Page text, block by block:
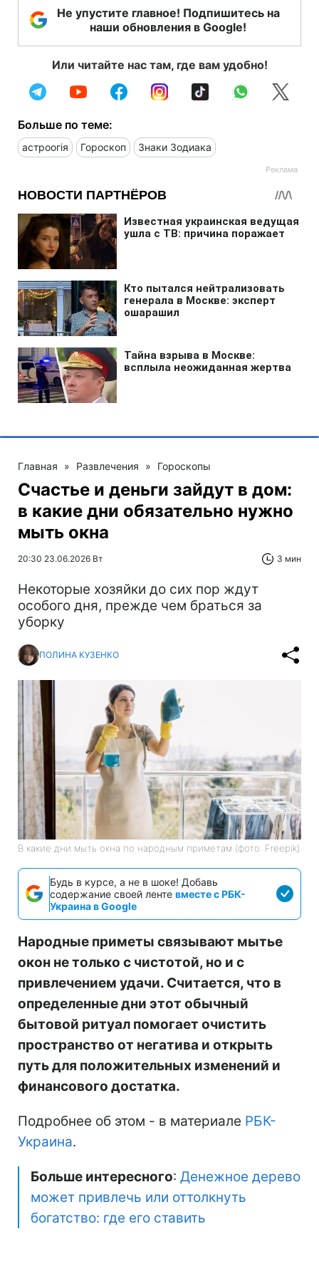
Не упустите главное! Подпишитесь на
наши обновления в Google!
Или читайте нас там, где вам удобно!
Больше по теме:
астроогія Гороскоп Знаки Зодиака
Главная » Развлечения » Гороскопы
Счастье и деньги зайдут в дом:
в какие дни обязательно нужно
мыть окна
20:30 23.06.2026 Вт 3 мин
Некоторые хозяйки до сих пор ждут
особого дня, прежде чем браться за
уборку
ПОЛИНА КУЗЕНКО
В какие дни мыть окна по народным приметам (фото: Freepik)
Будь в курсе, а не в шоке! Добавь
содержание своей ленте вместе с РБК-
Украина в Google
Народные приметы связывают мытье
окон не только с чистотой, но и с
привлечением удачи. Считается, что в
определенные дни этот обычный
бытовой ритуал помогает очистить
пространство от негатива и открыть
путь для положительных изменений и
финансового достатка.
Подробнее об этом - в материале РБК-
Украина.
Больше интересного: Денежное дерево
может привлечь или оттолкнуть
богатство: где его ставить